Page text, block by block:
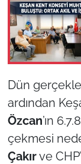
Dün
ardından
Özcan’ın
çekmesi
Çakırve
TÜRKİYE
Bölge
Güvenlik
Genel
Politika